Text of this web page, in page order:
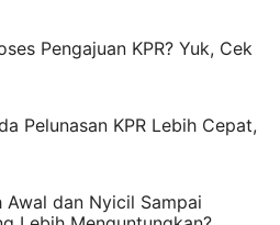
Pengajuan KPR? Yuk, Cek
Pelunasan KPR Lebih Cepat,
Awal dan Nyicil Sampai